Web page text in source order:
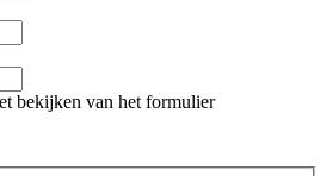
bekijken van het formulier